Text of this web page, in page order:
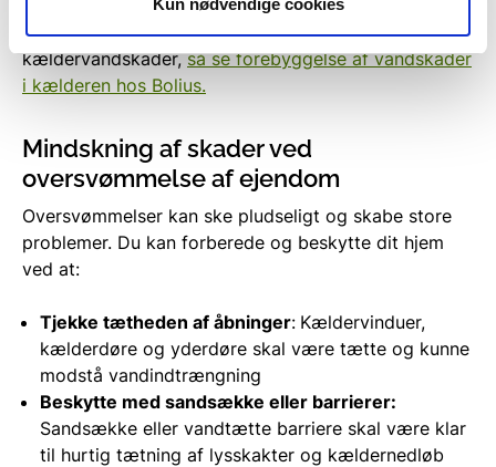
Kun nødvendige cookies
For mere viden om forebyggelse af
kældervandskader,så se forebyggelse af vandskader
i kælderen hos Bolius.
Mindskning af skader ved
oversvømmelse af ejendom
Oversvømmelser kan ske pludseligt og skabe store
problemer. Du kan forberede og beskytte dit hjem
ved at:
Tjekke tætheden af åbninger: Kældervinduer,
kælderdøre og yderdøre skal være tætte og kunne
modstå vandindtrængning
Beskytte med sandsække eller barrierer:
Sandsække eller vandtætte barriere skal være klar
til hurtig tætning af lysskakter og kældernedløb